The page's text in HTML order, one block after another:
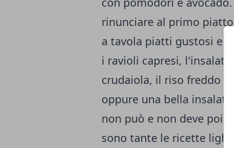
rinunciare al primo
a tavola piatti gustosi e
i ravioli capresi, l'insalata
crudaiola, il riso freddo
oppure una bella
non può e non deve poi
sono tante le ricette